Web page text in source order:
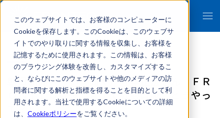
このウェブサイトでは、お客様のコンピューターに
Cookieを保存します。このCookieは、このウェブサ
イトでのやり取りに関する情報を収集し、お客様を
記憶するために使用されます。この情報は、お客様
のブラウジング体験を改善し、カスタマイズするこ
と、ならびにこのウェブサイトや他のメディアの訪
問者に関する解析と指標を得ることを目的として利
用されます。当社で使用するCookieについての詳細
は、 Cookieポリシーをご覧ください。
朝日新聞「（いま聞く）守本正宏さん ＦＲ
ＯＮＴＥＯ社長 ＡＩで社会貢献、どうやっ
て？」